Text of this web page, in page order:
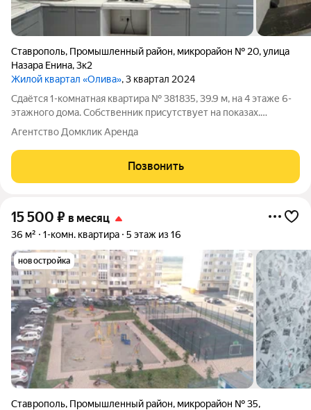
Ставрополь, Промышленный район, микрорайон № 20,улица
Назара Енина,3к2
Жилой квартал «Олива», 3 квартал 2024
Сдаётся 1-комнатная квартира № 381835, 39.9 м, на 4 этаже 6-
этажного дома. Собственник присутствует на показах.
Коммунальные платежи оплачиваются отдельно. Счетчики
оплачиваются отдельно. По условиям проживания: можно с
детьми, без питомцев. Срок
Агентство Домклик Аренда
Позвонить
15 500 ₽ в месяц
36 м² 1-комн. квартира 5 этаж из 16
новостройка
Ставрополь, Промышленный район, микрорайон № 35,